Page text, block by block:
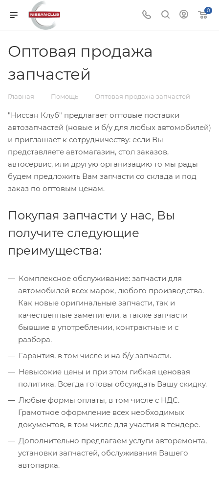
0
Оптовая продажа
запчастей
Главная — Помощь — Оптовая продажа запчастей
"Ниссан Клуб" предлагает оптовые поставки
автозапчастей (новые и б/у для любых автомобилей)
и приглашает к сотрудничеству: если Вы
представляете автомагазин, стол заказов,
автосервис, или другую организацию то мы рады
будем предложить Вам запчасти со склада и под
заказ по оптовым ценам.
Покупая запчасти у нас, Вы
получите следующие
преимущества:
Комплексное обслуживание: запчасти для
автомобилей всех марок, любого производства.
Как новые оригинальные запчасти, так и
качественные заменители, а также запчасти
бывшие в употреблении, контрактные и с
разбора.
Гарантия, в том числе и на б/у запчасти.
Невысокие цены и при этом гибкая ценовая
политика. Всегда готовы обсуждать Вашу скидку.
Любые формы оплаты, в том числе с НДС.
Грамотное оформление всех необходимых
документов, в том числе для участия в тендере.
Дополнительно предлагаем услуги авторемонта,
установки запчастей, обслуживания Вашего
автопарка.